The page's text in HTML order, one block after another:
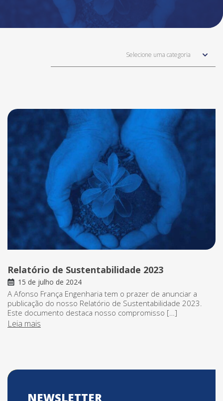
Selecione uma categoria
Relatório de Sustentabilidade 2023
15 de julho de 2024
A Afonso França Engenharia tem o prazer de anunciar a
publicação do nosso Relatório de Sustentabilidade 2023.
Este documento destaca nosso compromisso […]
Leia mais
NEWSLETTER